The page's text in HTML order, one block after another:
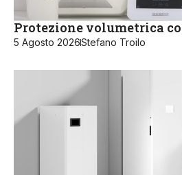
Protezione volumetrica
5 Agosto 2026Stefano Troilo